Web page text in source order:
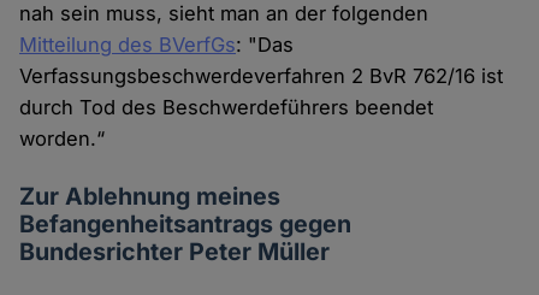
nah sein muss, sieht man an der folgenden
Mitteilung des BVerfGs: "Das
Verfassungsbeschwerdeverfahren 2 BvR 762/16 ist
durch Tod des Beschwerdeführers beendet
worden.“
Zur Ablehnung meines
Befangenheitsantrags gegen
Bundesrichter Peter Müller